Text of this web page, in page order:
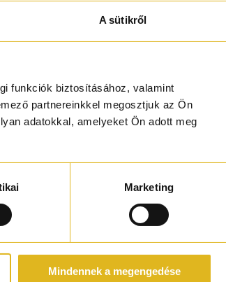
A sütikről
funkciók biztosításához, valamint
partnereinkkel megosztjuk az Ön
adatokkal, amelyeket Ön adott meg
Marketing
Mindennek a megengedése
az irezumi
fogadalmat
mély,
záróakkordja
bátor vagy